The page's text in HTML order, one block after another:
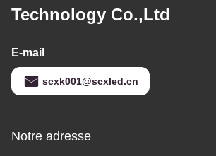
Technology Co.,Ltd
E-mail
scxk001@scxled.cn
Notre adresse